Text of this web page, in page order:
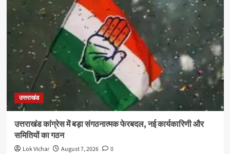
उत्तराखंड
उत्तराखंड कांग्रेस में बड़ा संगठनात्मक फेरबदल, नई कार्यकारिणी और
समितियों का गठन
Lok Vichar August 7, 2026 0